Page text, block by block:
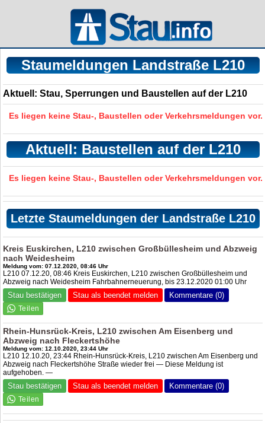
Staumeldungen Landstraße L210
Aktuell: Stau, Sperrungen und Baustellen auf der L210
Es liegen keine Stau-, Baustellen oder Verkehrsmeldungen vor.
Aktuell: Baustellen auf der L210
Es liegen keine Stau-, Baustellen oder Verkehrsmeldungen vor.
Letzte Staumeldungen der Landstraße L210
Kreis Euskirchen, L210 zwischen Großbüllesheim und Abzweig
nach Weidesheim
Meldung vom: 07.12.2020, 08:46 Uhr
L210 07.12.20, 08:46 Kreis Euskirchen, L210 zwischen Großbüllesheim und
Abzweig nach Weidesheim Fahrbahnerneuerung, bis 23.12.2020 01:00 Uhr
Stau bestätigen Stau als beendet melden Kommentare (0)
Rhein-Hunsrück-Kreis, L210 zwischen Am Eisenberg und
Abzweig nach Fleckertshöhe
Meldung vom: 12.10.2020, 23:44 Uhr
L210 12.10.20, 23:44 Rhein-Hunsrück-Kreis, L210 zwischen Am Eisenberg und
Abzweig nach Fleckertshöhe Straße wieder frei — Diese Meldung ist
aufgehoben. —
Stau bestätigen Stau als beendet melden Kommentare (0)